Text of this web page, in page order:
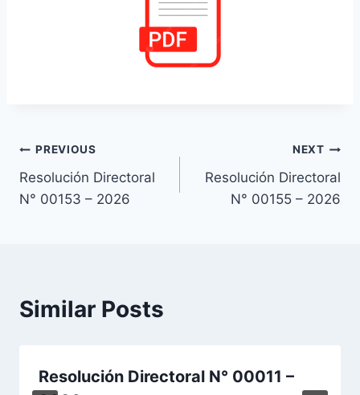
Navegación
de
PREVIOUS
Resolución Directoral
N° 00153 – 2026
NEXT
Resolución Directoral
N° 00155 – 2026
Similar Posts
Resolución Directoral N° 00011 –